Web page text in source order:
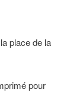
place de la
pour